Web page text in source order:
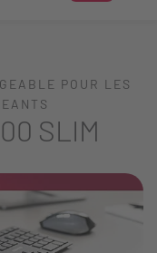
POUR LES
SLIM